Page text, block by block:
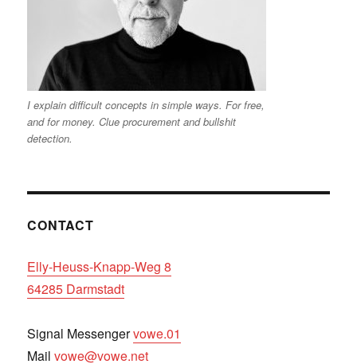
I explain difficult concepts in simple ways. For free,
and for money. Clue procurement and bullshit
detection.
CONTACT
Elly-Heuss-Knapp-Weg 8
64285 Darmstadt
Signal Messengervowe.01
Mailvowe@vowe.net